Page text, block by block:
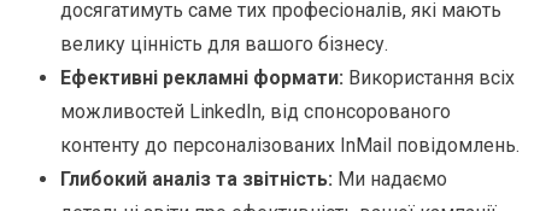
досягатимуть саме тих професіоналів, які мають
велику цінність для вашого бізнесу.
Ефективні рекламні формати: Використання всіх
можливостей LinkedIn, від спонсорованого
контенту до персоналізованих InMail повідомлень.
Глибокий аналіз та звітність: Ми надаємо